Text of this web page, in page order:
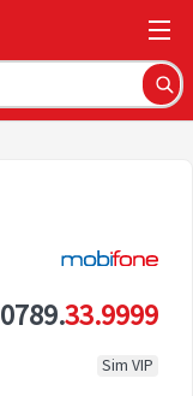
0789.33.9999
Sim VIP